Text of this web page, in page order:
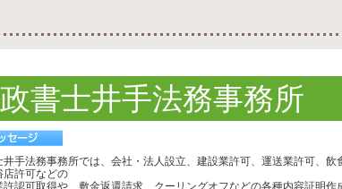
書士井手法務事務所
井手法務事務所では、会社・法人設立、建設業許可、運送業許可、飲
店許可などの
許認可取得や、敷金返還請求、クーリングオフなどの各種内容証明作